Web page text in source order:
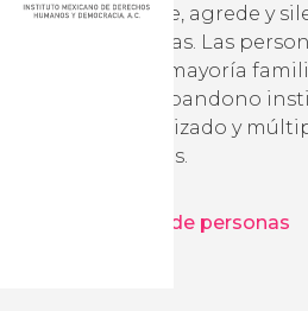
también persigue, agrede y
atreven a buscarlas. Las
esta labor, en su mayoría
enfrentando el abandono
del crimen organizado y
sociales y políticos.
Desaparición de personas